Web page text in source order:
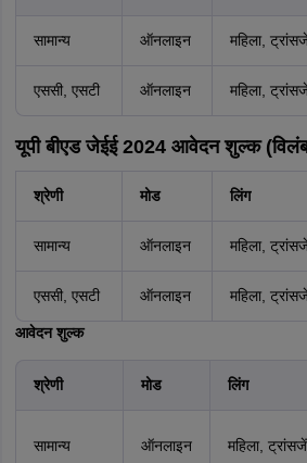
सामान्य ऑनलाइन महिला,
एससी, एसटी ऑनलाइन महिला,
यूपी बीएड जेईई 2024 आवेदन शुल्क
श्रेणी मोड लिंग
सामान्य ऑनलाइन महिला,
एससी, एसटी ऑनलाइन महिला,
आवेदन शुल्क
श्रेणी मोड लिंग
सामान्य ऑनलाइन महिला,